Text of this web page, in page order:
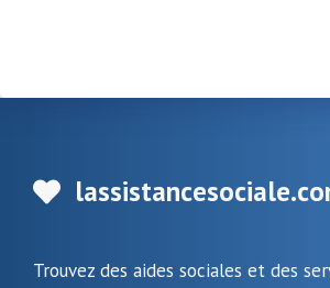
Trouvez des aides sociales et des